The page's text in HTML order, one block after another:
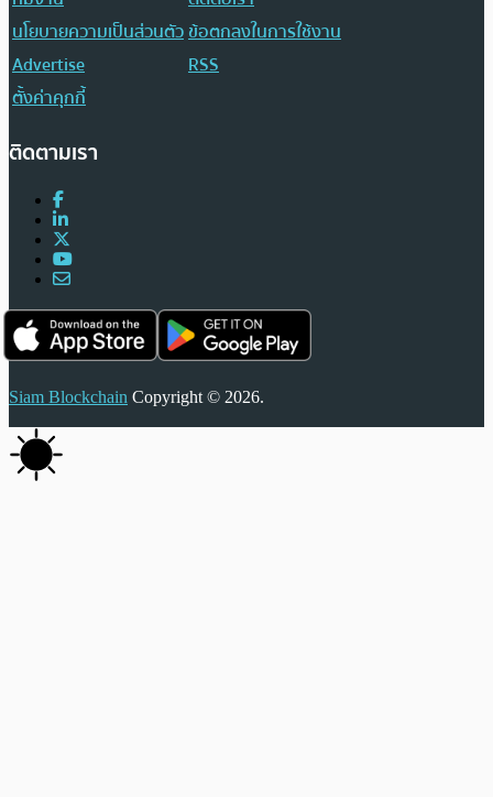
นโยบายความเป็นส่วนตัวข้อตกลงในการใช้งาน
Advertise
RSS
ตั้งค่าคุกกี้
ติดตามเรา
Siam Blockchain Copyright © 2026.